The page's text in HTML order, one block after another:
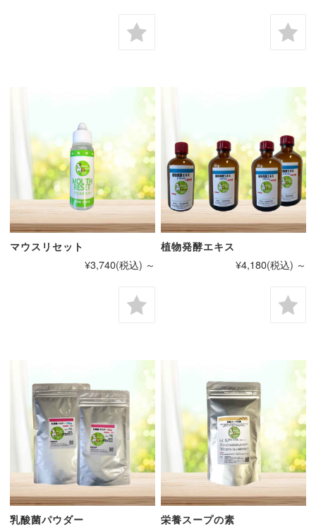
マウスリセット
¥3,740(税込) ～
植物発酵エキス
¥4,180(税込) ～
乳酸菌パウダー 栄養スープの素